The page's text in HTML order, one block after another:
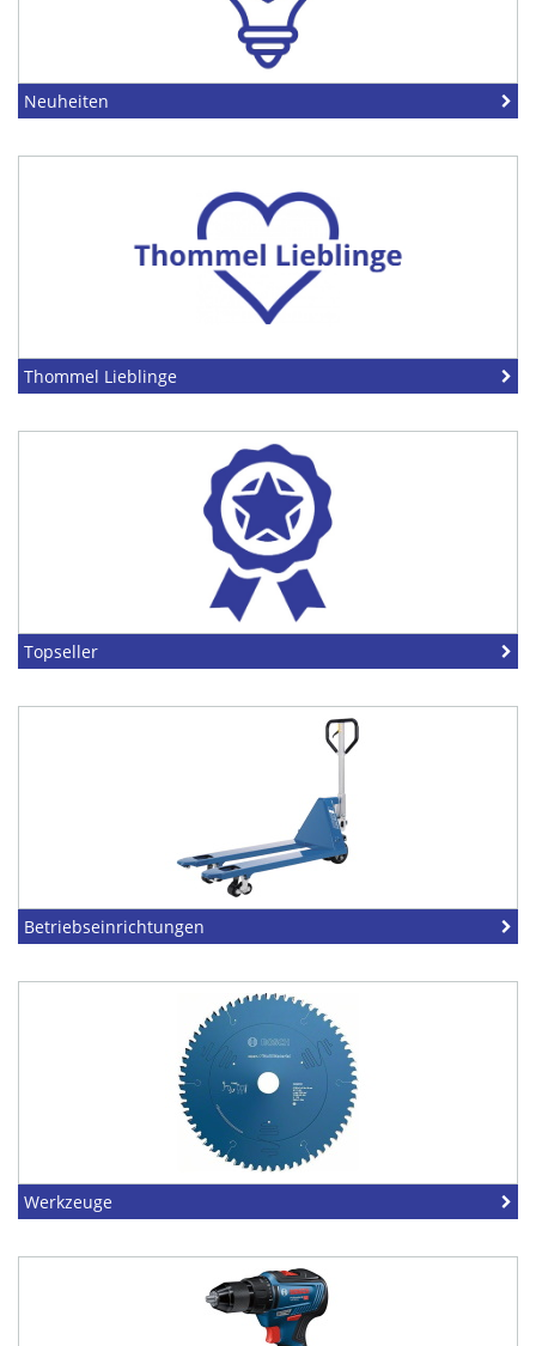
Neuheiten
Thommel Lieblinge
Topseller
Betriebseinrichtungen
Werkzeuge